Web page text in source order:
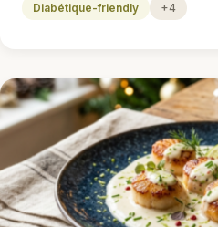
Diabétique-friendly +4